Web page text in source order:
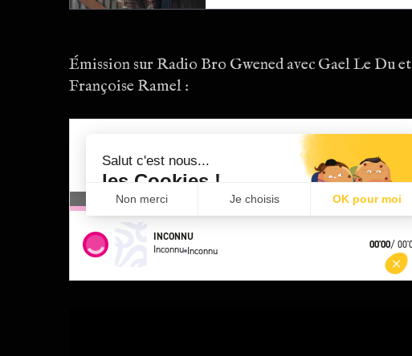
Émission sur Radio Bro Gwened avec Gael Le Du et
Françoise Ramel :